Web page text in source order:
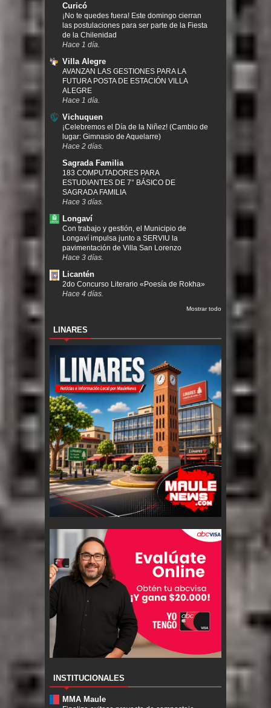
Curicó
¡No te quedes fuera! Este domingo cierran
las postulaciones para ser parte de la Fiesta
de la Chilenidad
Hace 1 día.
Villa Alegre
AVANZAN LAS GESTIONES PARA LA
FUTURA POSTA DE ESTACIÓN VILLA
ALEGRE
Hace 1 día.
Vichuquen
¡Celebremos el Día de la Niñez! (Cambio de
lugar: Gimnasio de Aquelarre)
Hace 2 días.
Sagrada Familia
183 COMPUTADORES PARA
ESTUDIANTES DE 7° BÁSICO DE
SAGRADA FAMILIA
Hace 3 días.
Longaví
Con trabajo y gestión, el Municipio de
Longaví impulsa junto a SERVIU la
pavimentación de Villa San Lorenzo
Hace 3 días.
Licantén
2do Concurso Literario «Poesía de Rokha»
Hace 4 días.
Mostrar todo
LINARES
INSTITUCIONALES
MMA Maule